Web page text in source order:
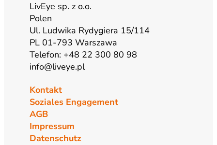
LivEye sp. z o.o.
Polen
Ul. Ludwika Rydygiera 15/114
PL 01-793 Warszawa
Telefon: +48 22 300 80 98
info@liveye.pl
Kontakt
Soziales Engagement
AGB
Impressum
Datenschutz